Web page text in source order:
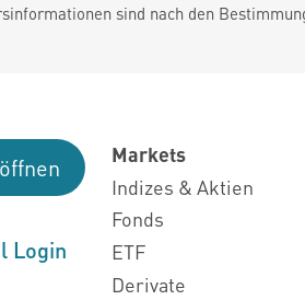
sind nach den
Login
Markets
Indizes & Aktien
Fonds
ETF
Derivate